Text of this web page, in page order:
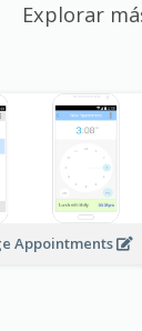
Explorar
Appointments